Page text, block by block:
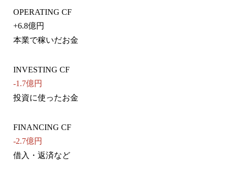
OPERATING CF
+6.8億円
本業で稼いだお金
INVESTING CF
-1.7億円
投資に使ったお金
FINANCING CF
-2.7億円
借入・返済など